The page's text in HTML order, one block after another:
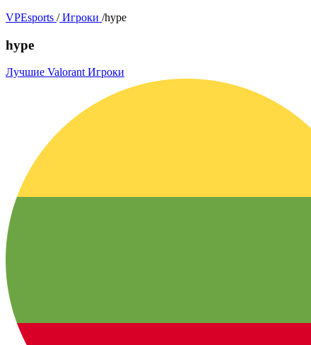
VPEsports / Игроки /hype
hype
Лучшие Valorant Игроки